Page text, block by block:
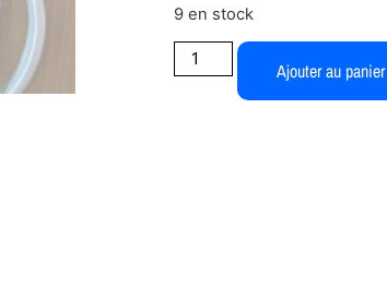
9 en stock
Ajouter au panier